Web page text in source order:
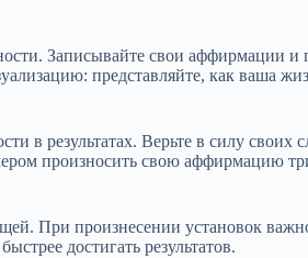
Записывайте свои аффирмации и
представляйте, как ваша
в результатах. Верьте в силу своих
произносить свою аффирмацию
При произнесении установок
достигать результатов.